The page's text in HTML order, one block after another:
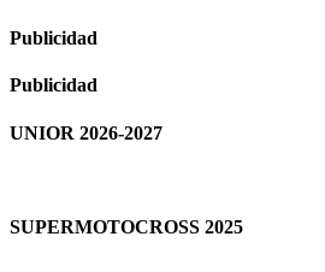
Publicidad
Publicidad
UNIOR 2026-2027
SUPERMOTOCROSS 2025